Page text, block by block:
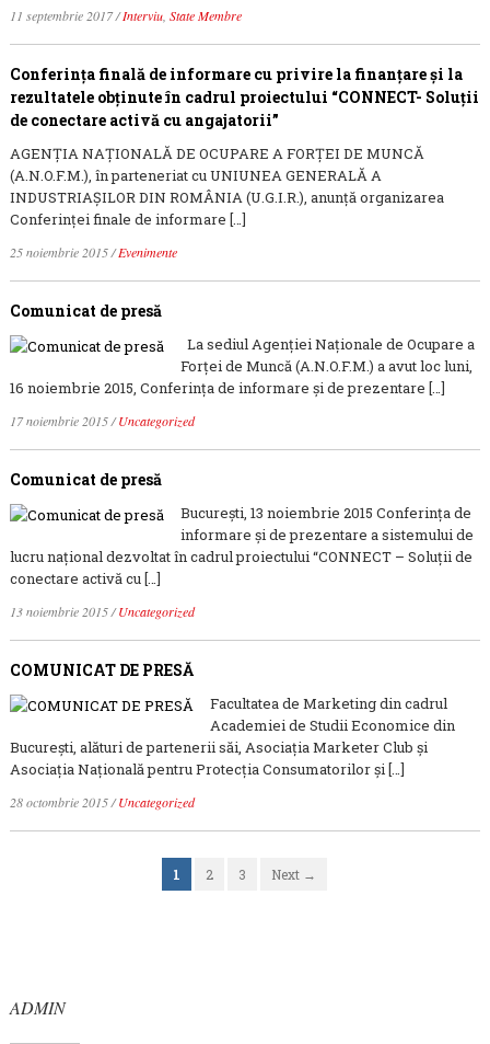
11 septembrie 2017/Interviu, State Membre
Conferința finală de informare cu privire la finanțare și la
rezultatele obținute în cadrul proiectului “CONNECT- Soluții
de conectare activă cu angajatorii”
AGENȚIA NAȚIONALĂ DE OCUPARE A FORȚEI DE MUNCĂ
(A.N.O.F.M.), în parteneriat cu UNIUNEA GENERALĂ A
INDUSTRIAȘILOR DIN ROMÂNIA (U.G.I.R.), anunță organizarea
Conferinței finale de informare […]
25 noiembrie 2015/Evenimente
Comunicat de presă
La sediul Agenției Naționale de Ocupare a
Forței de Muncă (A.N.O.F.M.) a avut loc luni,
16 noiembrie 2015, Conferința de informare și de prezentare […]
17 noiembrie 2015/Uncategorized
Comunicat de presă
București, 13 noiembrie 2015 Conferința de
informare și de prezentare a sistemului de
lucru național dezvoltat în cadrul proiectului “CONNECT – Soluţii de
conectare activă cu […]
13 noiembrie 2015/Uncategorized
COMUNICAT DE PRESĂ
Facultatea de Marketing din cadrul
Academiei de Studii Economice din
București, alături de partenerii săi, Asociația Marketer Club și
Asociația Națională pentru Protecția Consumatorilor și […]
28 octombrie 2015/Uncategorized
1 2 3 Next →
ADMIN